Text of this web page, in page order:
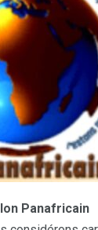
Panafricain